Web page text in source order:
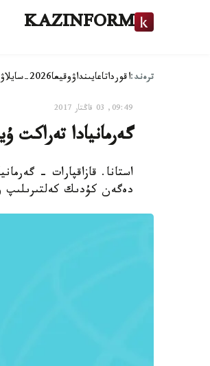
KAZINFORM
ترەند:اقورداتاعايىنداۋوقيعا2026-سايلاۋ
09:49, 03 قاڭتار 2017
گەرمانيادا تەراكت
استانا. قازاقپارات -
دەگەن كۇدىك كەلتىرىلىپ